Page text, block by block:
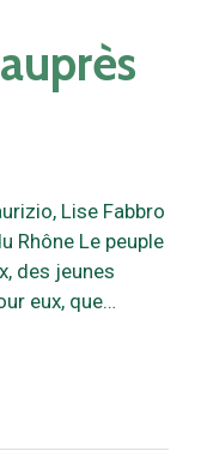
Lise Fabbro
Rhône Le peuple
des jeunes
eux, que…